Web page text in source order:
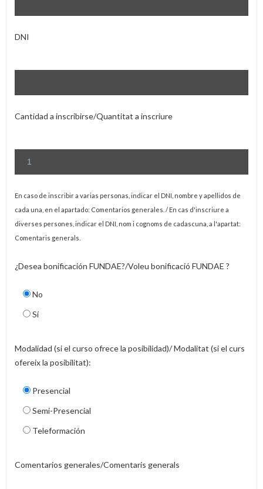
DNI
Cantidad a inscribirse/Quantitat a inscriure
En caso de inscribir a varias personas, indicar el DNI, nombre y apellidos de
cada una, en el apartado: Comentarios generales. / En cas d'inscriure a
diverses persones, indicar el DNI, nom i cognoms de cadascuna, a l'apartat:
Comentaris generals.
¿Desea bonificación FUNDAE?/Voleu bonificació FUNDAE ?
No
Sí
Modalidad (si el curso ofrece la posibilidad)/ Modalitat (si el curs
ofereix la posibilitat):
Presencial
Semi-Presencial
Teleformación
Comentarios generales/Comentaris generals